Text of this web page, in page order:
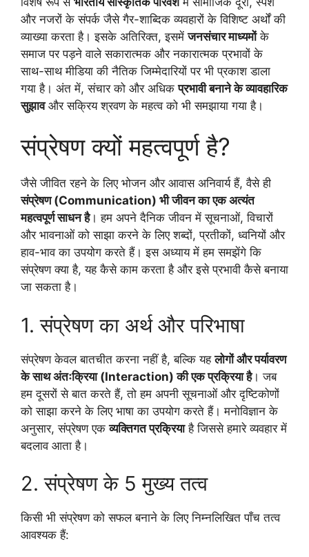
और नजरों के संपर्क जैसे गैर-शाब्दिक व्यवहारों के विशिष्ट अर्थों की
व्याख्या करता है। इसके अतिरिक्त, इसमेंजनसंचार माध्यमोंके
समाज पर पड़ने वाले सकारात्मक और नकारात्मक प्रभावों के
साथ-साथ मीडिया की नैतिक जिम्मेदारियों पर भी प्रकाश डाला
गया है। अंत में, संचार को और अधिकप्रभावी बनाने के व्यावहारिक
सुझावऔर सक्रिय श्रवण के महत्व को भी समझाया गया है।
संप्रेषण क्यों महत्वपूर्ण है?
जैसे जीवित रहने के लिए भोजन और आवास अनिवार्य हैं, वैसे ही
संप्रेषण (Communication) भी जीवन का एक अत्यंत
महत्वपूर्ण साधन है। हम अपने दैनिक जीवन में सूचनाओं, विचारों
और भावनाओं को साझा करने के लिए शब्दों, प्रतीकों, ध्वनियों और
हाव-भाव का उपयोग करते हैं। इस अध्याय में हम समझेंगे कि
संप्रेषण क्या है, यह कैसे काम करता है और इसे प्रभावी कैसे बनाया
जा सकता है।
1. संप्रेषण का अर्थ और परिभाषा
संप्रेषण केवल बातचीत करना नहीं है, बल्कि यहलोगों और पर्यावरण
के साथ अंतःक्रिया (Interaction) की एक प्रक्रिया है। जब
हम दूसरों से बात करते हैं, तो हम अपनी सूचनाओं और दृष्टिकोणों
को साझा करने के लिए भाषा का उपयोग करते हैं। मनोविज्ञान के
अनुसार, संप्रेषण एकव्यक्तिगत प्रक्रियाहै जिससे हमारे व्यवहार में
बदलाव आता है।
2. संप्रेषण के 5 मुख्य तत्व
किसी भी संप्रेषण को सफल बनाने के लिए निम्नलिखित पाँच तत्व
आवश्यक हैं: